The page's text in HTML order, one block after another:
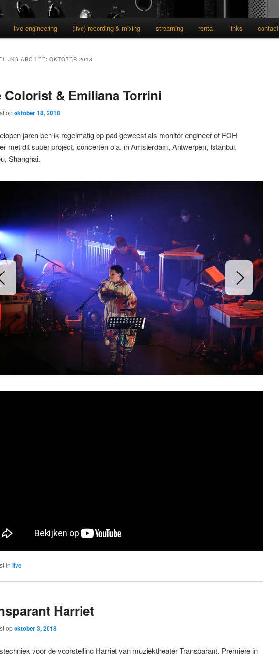
live engineering (live) recording & mixing streaming rental links contact
ARCHIEF: OKTOBER 2018
Colorist & Emiliana Torrini
opoktober 18, 2018
jaren ben ik regelmatig op pad geweest als monitor engineer of FOH
met dit super project, concerten o.a. in Amsterdam, Antwerpen, Istanbul,
Shanghai.
in live
Harriet
opoktober 3, 2018
voor de voorstelling Harriet van muziektheater Transparant. Premiere in